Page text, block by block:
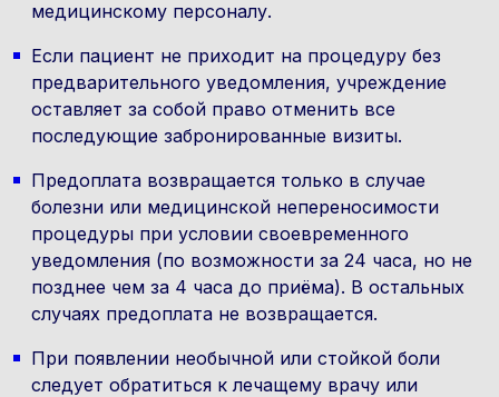
медицинскому персоналу.
Если пациент не приходит на процедуру без
предварительного уведомления, учреждение
оставляет за собой право отменить все
последующие забронированные визиты.
Предоплата возвращается только в случае
болезни или медицинской непереносимости
процедуры при условии своевременного
уведомления (по возможности за 24 часа, но не
позднее чем за 4 часа до приёма). В остальных
случаях предоплата не возвращается.
При появлении необычной или стойкой боли
следует обратиться к лечащему врачу или